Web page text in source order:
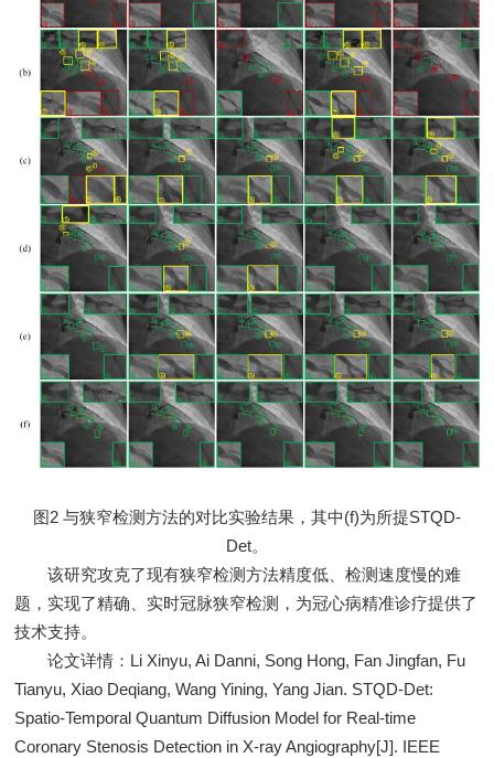
图2 与狭窄检测方法的对比实验结果，其中(f)为所提STQD-
Det。
该研究攻克了现有狭窄检测方法精度低、检测速度慢的难
题，实现了精确、实时冠脉狭窄检测，为冠心病精准诊疗提供了
技术支持。
论文详情：Li Xinyu, Ai Danni, Song Hong, Fan Jingfan, Fu
Tianyu, Xiao Deqiang, Wang Yining, Yang Jian. STQD-Det:
Spatio-Temporal Quantum Diffusion Model for Real-time
Coronary Stenosis Detection in X-ray Angiography[J]. IEEE